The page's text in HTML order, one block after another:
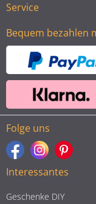
Service
Bequem bezahlen
Folge uns
Interessantes
Geschenke DIY